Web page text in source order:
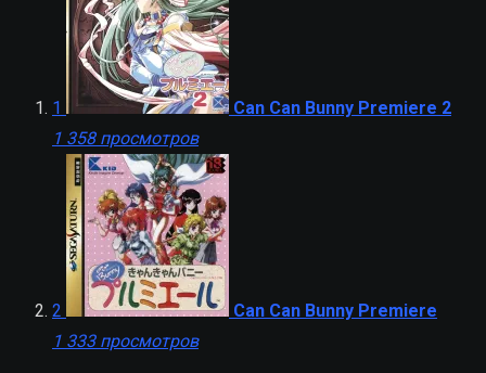
1
Can Can Bunny Premiere 2
1 358 просмотров
2
Can Can Bunny Premiere
1 333 просмотров